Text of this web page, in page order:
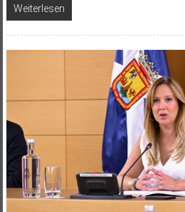
Weiterlesen